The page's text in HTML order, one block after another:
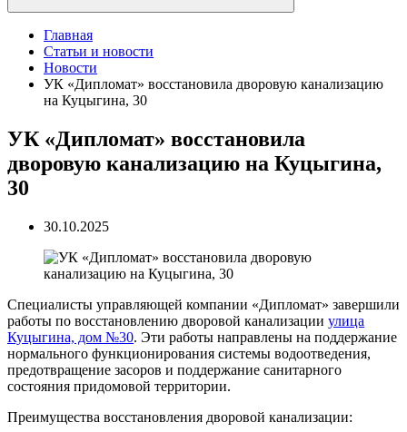
Главная
Статьи и новости
Новости
УК «Дипломат» восстановила дворовую канализацию
на Куцыгина, 30
УК «Дипломат» восстановила
дворовую канализацию на Куцыгина,
30
30.10.2025
Специалисты управляющей компании «Дипломат» завершили
работы по восстановлению дворовой канализации улица
Куцыгина, дом №30. Эти работы направлены на поддержание
нормального функционирования системы водоотведения,
предотвращение засоров и поддержание санитарного
состояния придомовой территории.
Преимущества восстановления дворовой канализации: